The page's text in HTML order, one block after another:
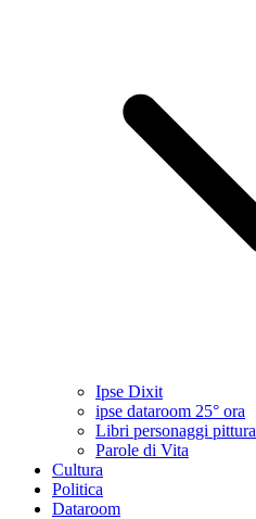
Ipse Dixit
ipse dataroom 25° ora
Libri personaggi pittura
Parole di Vita
Cultura
Politica
Dataroom